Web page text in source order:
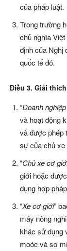
của pháp luật.
Trong trường
chủ nghĩa
định của Nghị
quốc tế đó.
Điều 3. Giải
“Doanh
và hoạt động
và được phép
sự của chủ xe
“Chủ xe cơ
giới hoặc
dụng hợp
“Xe cơ giới”
máy nông
khác sử dụng
moóc và sơ